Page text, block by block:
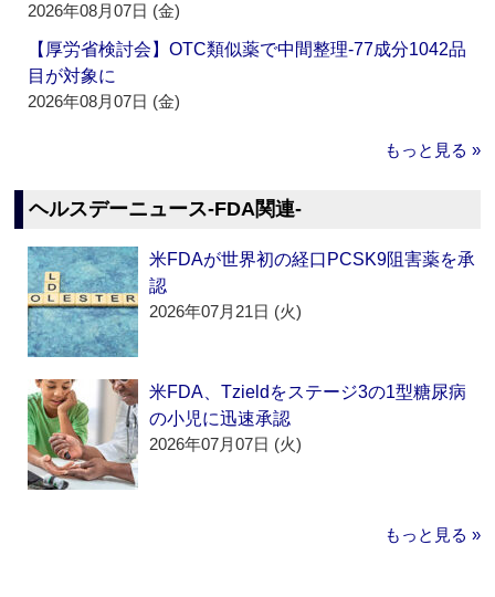
2026年08月07日 (金)
【厚労省検討会】OTC類似薬で中間整理‐77成分1042品
目が対象に
2026年08月07日 (金)
もっと見る »
ヘルスデーニュース‐FDA関連‐
米FDAが世界初の経口PCSK9阻害薬を承
認
2026年07月21日 (火)
米FDA、Tzieldをステージ3の1型糖尿病
の小児に迅速承認
2026年07月07日 (火)
もっと見る »